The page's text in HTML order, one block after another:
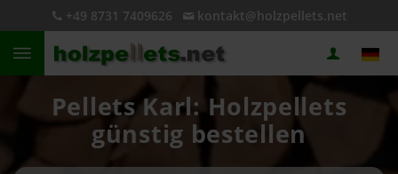
+49 8731 7409626 kontakt@holzpellets.net
Pellets Karl: Holzpellets
günstig bestellen